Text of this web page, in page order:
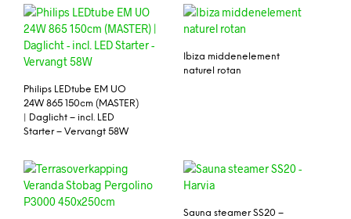
Philips LEDtube EM UO
24W 865 150cm (MASTER)
| Daglicht – incl. LED
Starter – Vervangt 58W
Ibiza middenelement
naturel rotan
Sauna steamer SS20 –